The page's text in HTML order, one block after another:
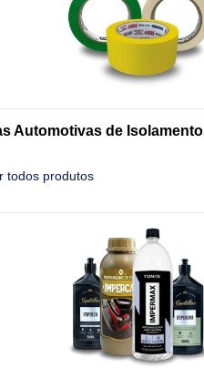
Automotivas de Isolamento
todos produtos